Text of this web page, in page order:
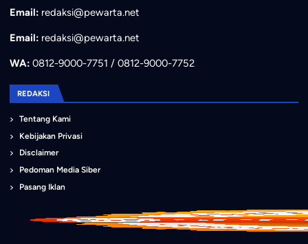
Email: redaksi@pewarta.net
Email: redaksi@pewarta.net
WA:0812-9000-7751 / 0812-9000-7752
REDAKSI
Tentang Kami
Kebijakan Privasi
Disclaimer
Pedoman Media Siber
Pasang Iklan